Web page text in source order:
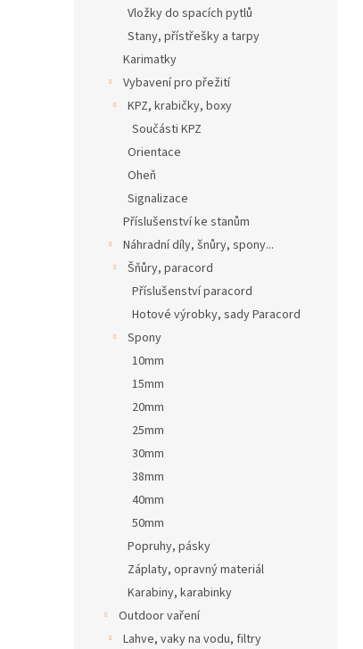
Vložky do spacích pytlů
Stany, přístřešky a tarpy
Karimatky
Vybavení pro přežití
KPZ, krabičky, boxy
Součásti KPZ
Orientace
Oheň
Signalizace
Příslušenství ke stanům
Náhradní díly, šnůry, spony...
Šňůry, paracord
Příslušenství paracord
Hotové výrobky, sady Paracord
Spony
10mm
15mm
20mm
25mm
30mm
38mm
40mm
50mm
Popruhy, pásky
Záplaty, opravný materiál
Karabiny, karabinky
Outdoor vaření
Lahve, vaky na vodu, filtry